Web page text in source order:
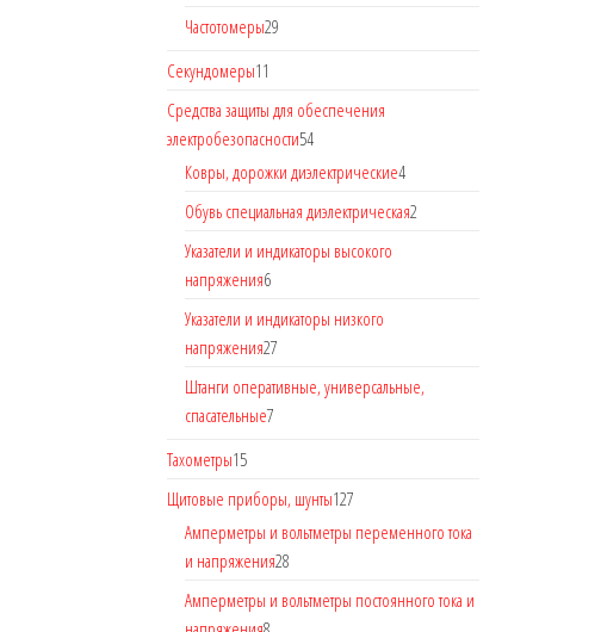
Частотомеры29
Секундомеры11
Средства защиты для обеспечения
электробезопасности54
Ковры, дорожки диэлектрические4
Обувь специальная диэлектрическая2
Указатели и индикаторы высокого
напряжения6
Указатели и индикаторы низкого
напряжения27
Штанги оперативные, универсальные,
спасательные7
Тахометры15
Щитовые приборы, шунты127
Амперметры и вольтметры переменного тока
и напряжения28
Амперметры и вольтметры постоянного тока и